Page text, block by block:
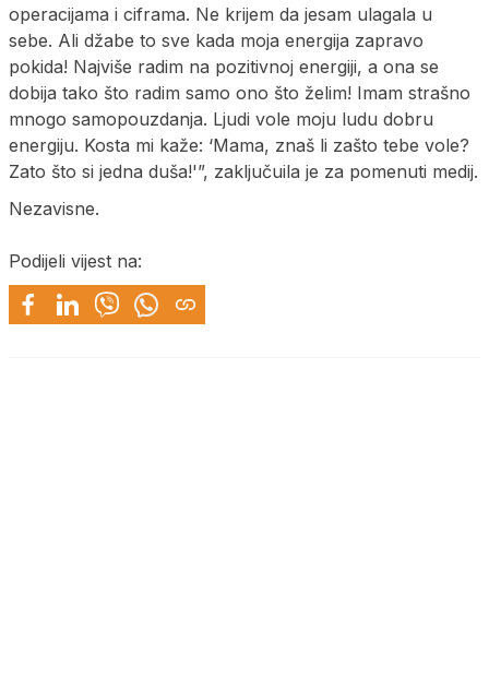
operacijama i ciframa. Ne krijem da jesam ulagala u
sebe. Ali džabe to sve kada moja energija zapravo
pokida! Najviše radim na pozitivnoj energiji, a ona se
dobija tako što radim samo ono što želim! Imam strašno
mnogo samopouzdanja. Ljudi vole moju ludu dobru
energiju. Kosta mi kaže: ‘Mama, znaš li zašto tebe vole?
Zato što si jedna duša!'”, zaključuila je za pomenuti medij.
Nezavisne.
Podijeli vijest na: